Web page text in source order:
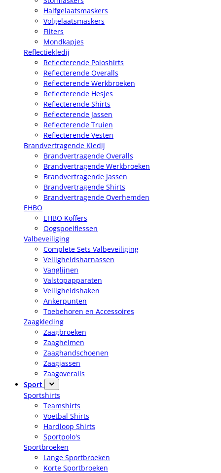
Halfgelaatsmaskers
Volgelaatsmaskers
Filters
Mondkapjes
Reflectiekledij
Reflecterende Poloshirts
Reflecterende Overalls
Reflecterende Werkbroeken
Reflecterende Hesjes
Reflecterende Shirts
Reflecterende Jassen
Reflecterende Truien
Reflecterende Vesten
Brandvertragende Kledij
Brandvertragende Overalls
Brandvertragende Werkbroeken
Brandvertragende Jassen
Brandvertragende Shirts
Brandvertragende Overhemden
EHBO
EHBO Koffers
Oogspoelflessen
Valbeveiliging
Complete Sets Valbeveiliging
Veiligheidsharnassen
Vanglijnen
Valstopapparaten
Veiligheidshaken
Ankerpunten
Toebehoren en Accessoires
Zaagkleding
Zaagbroeken
Zaaghelmen
Zaaghandschoenen
Zaagjassen
Zaagoveralls
Sport
Sportshirts
Teamshirts
Voetbal Shirts
Hardloop Shirts
Sportpolo's
Sportbroeken
Lange Sportbroeken
Korte Sportbroeken